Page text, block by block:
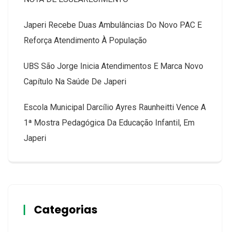
Japeri Recebe Duas Ambulâncias Do Novo PAC E
Reforça Atendimento À População
UBS São Jorge Inicia Atendimentos E Marca Novo
Capítulo Na Saúde De Japeri
Escola Municipal Darcílio Ayres Raunheitti Vence A
1ª Mostra Pedagógica Da Educação Infantil, Em
Japeri
Categorias